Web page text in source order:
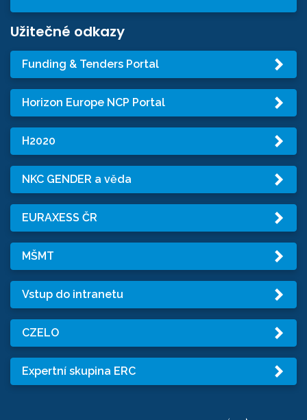
Užitečné odkazy
Funding & Tenders Portal
Horizon Europe NCP Portal
H2020
NKC GENDER a věda
EURAXESS ČR
MŠMT
Vstup do intranetu
CZELO
Expertní skupina ERC